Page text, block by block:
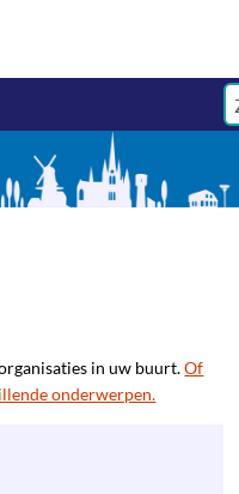
in uw buurt.Of
onderwerpen.